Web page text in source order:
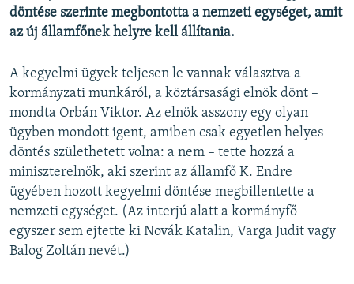
döntése szerinte megbontotta a nemzeti egységet, amit
az új államfőnek helyre kell állítania.
A kegyelmi ügyek teljesen le vannak választva a
kormányzati munkáról, a köztársasági elnök dönt –
mondta Orbán Viktor. Az elnök asszony egy olyan
ügyben mondott igent, amiben csak egyetlen helyes
döntés születhetett volna: a nem – tette hozzá a
miniszterelnök, aki szerint az államfő K. Endre
ügyében hozott kegyelmi döntése megbillentette a
nemzeti egységet. (Az interjú alatt a kormányfő
egyszer sem ejtette ki Novák Katalin, Varga Judit vagy
Balog Zoltán nevét.)